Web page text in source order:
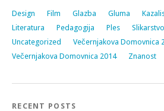
Design Film Glazba Gluma
Literatura
Pedagogija Ples Slikarstvo
Uncategorized
Večernjakova Domovnica
Večernjakova Domovnica 2014
Znanost
RECENT POSTS